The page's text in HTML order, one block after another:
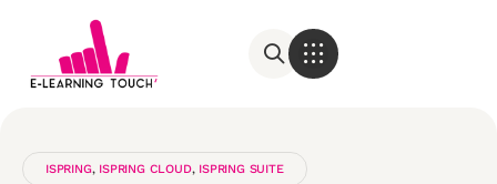
ISPRING, ISPRING CLOUD, ISPRING SUITE